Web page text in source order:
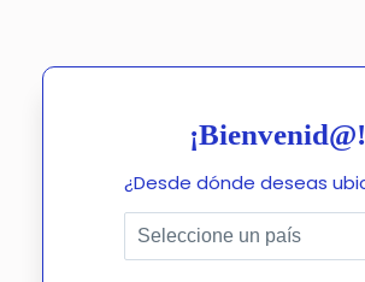
¡Bienvenid@!
¿Desde dónde deseas